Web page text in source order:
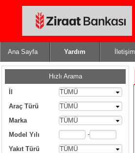
Ana Sayfa Yardım İletişim
Hızlı Arama
TÜMÜ
Araç Türü
TÜMÜ
Marka
TÜMÜ
Model Yılı
-
Yakıt Türü
TÜMÜ